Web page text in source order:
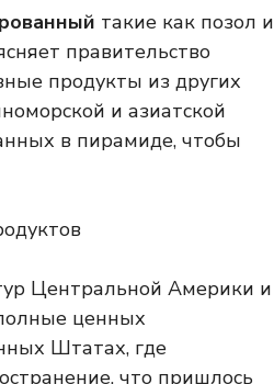
такие как позол и
правительство
продукты из других
и азиатской
в пирамиде, чтобы
Центральной Америки и
ценных
Штатах, где
что пришлось